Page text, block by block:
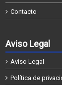
Contacto
Aviso Legal
Aviso Legal
Política de